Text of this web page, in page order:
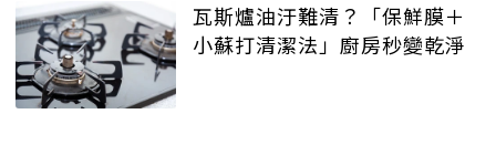
瓦斯爐油汙難清？「保鮮膜＋
小蘇打清潔法」廚房秒變乾淨